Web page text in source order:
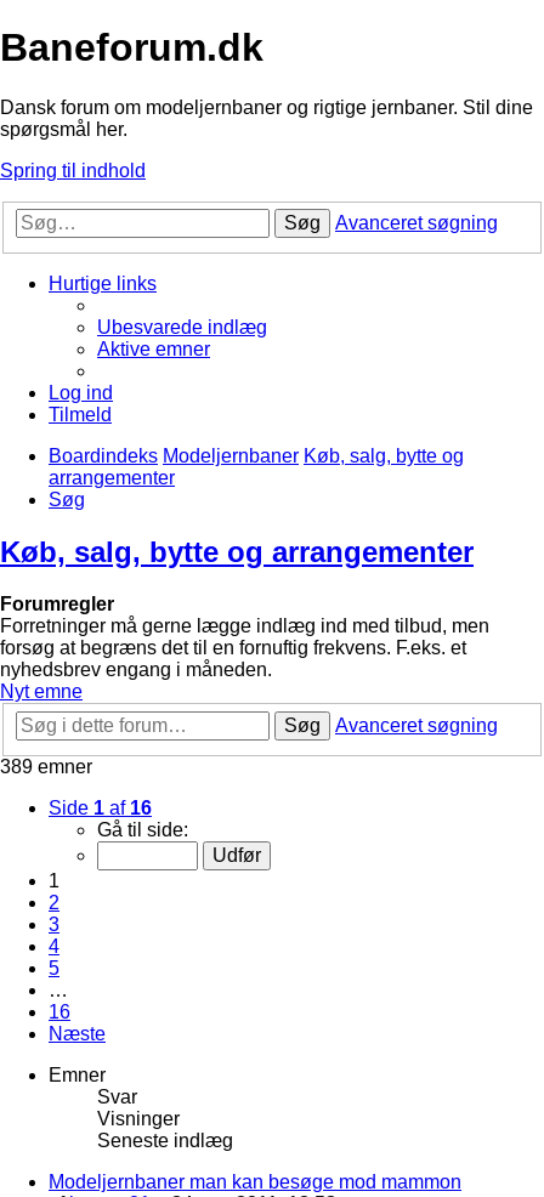
Baneforum.dk
Dansk forum om modeljernbaner og rigtige jernbaner. Stil dine
spørgsmål her.
Spring til indhold
Søg Avanceret søgning
Hurtige links
Ubesvarede indlæg
Aktive emner
Log ind
Tilmeld
Boardindeks Modeljernbaner Køb, salg, bytte og
arrangementer
Søg
Køb, salg, bytte og arrangementer
Forumregler
Forretninger må gerne lægge indlæg ind med tilbud, men
forsøg at begræns det til en fornuftig frekvens. F.eks. et
nyhedsbrev engang i måneden.
Nyt emne
Søg
Avanceret søgning
389 emner
Side 1 af 16
Gå til side:
1
2
3
4
5
…
16
Næste
Emner
Svar
Visninger
Seneste indlæg
Modeljernbaner man kan besøge mod mammon